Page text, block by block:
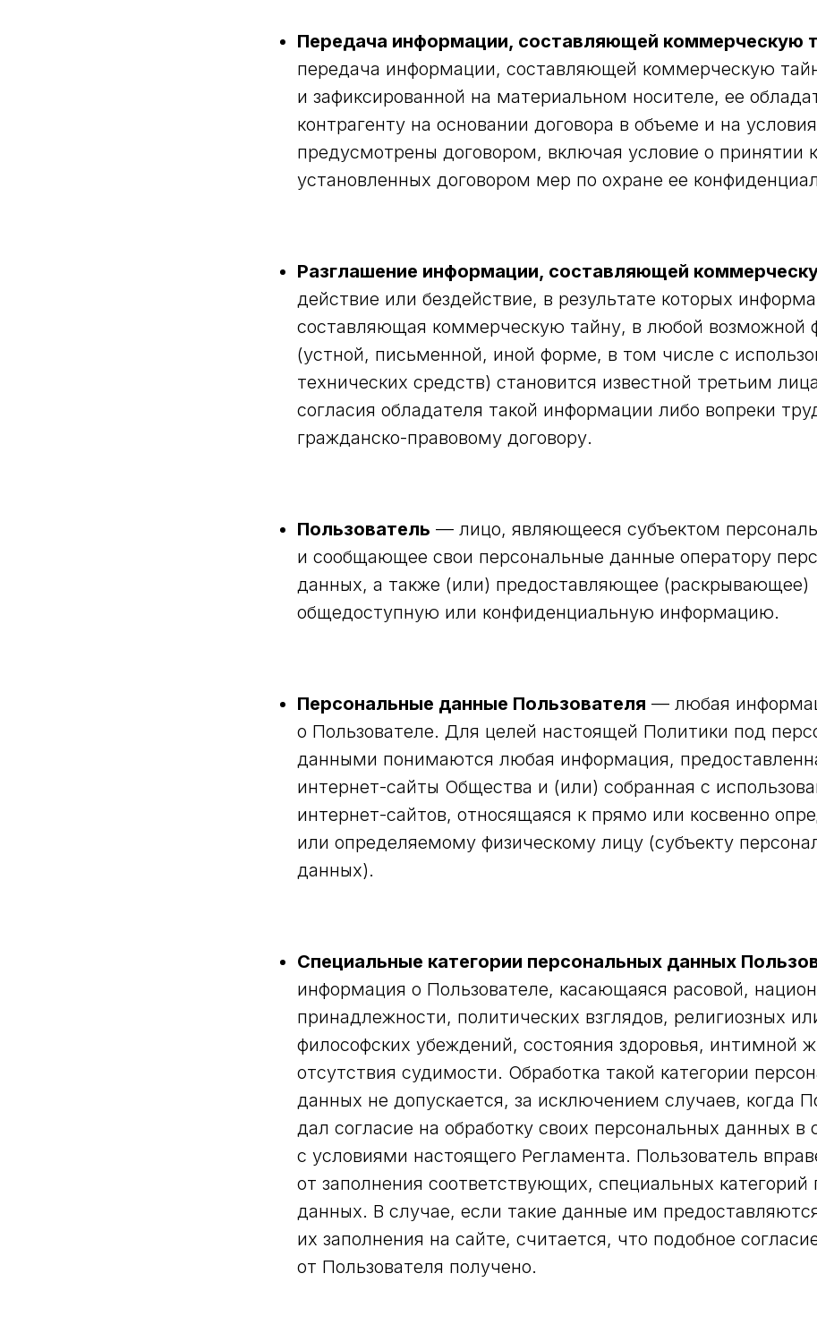
Передача информации, составляющей коммерческую
передача информации, составляющей коммерческую
и зафиксированной на материальном носителе, ее
контрагенту на основании договора в объеме и на
предусмотрены договором, включая условие о принятии
установленных договором мер по охране ее
Разглашение информации, составляющей
действие или бездействие, в результате которых
составляющая коммерческую тайну, в любой возможной
(устной, письменной, иной форме, в том числе с
технических средств) становится известной третьим
согласия обладателя такой информации либо вопреки
гражданско-правовому договору.
Пользователь — лицо, являющееся субъектом
и сообщающее свои персональные данные оператору
данных, а также (или) предоставляющее (раскрывающее)
общедоступную или конфиденциальную информацию.
Персональные данные Пользователя — любая
о Пользователе. Для целей настоящей Политики под
данными понимаются любая информация,
интернет-сайты Общества и (или) собранная с
интернет-сайтов, относящаяся к прямо или косвенно
или определяемому физическому лицу (субъекту
данных).
Специальные категории персональных данных
информация о Пользователе, касающаяся расовой,
принадлежности, политических взглядов, религиозных
философских убеждений, состояния здоровья, интимной
отсутствия судимости. Обработка такой категории
данных не допускается, за исключением случаев, когда
дал согласие на обработку своих персональных данных в
с условиями настоящего Регламента. Пользователь
от заполнения соответствующих, специальных категорий
данных. В случае, если такие данные им
их заполнения на сайте, считается, что подобное
от Пользователя получено.